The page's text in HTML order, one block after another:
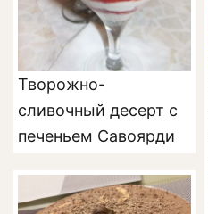
Творожно-
сливочный десерт с
печеньем Савоярди